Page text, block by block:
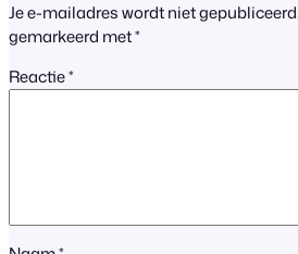
Je e-mailadres wordt niet gepubliceerd.
gemarkeerd met*
Reactie*